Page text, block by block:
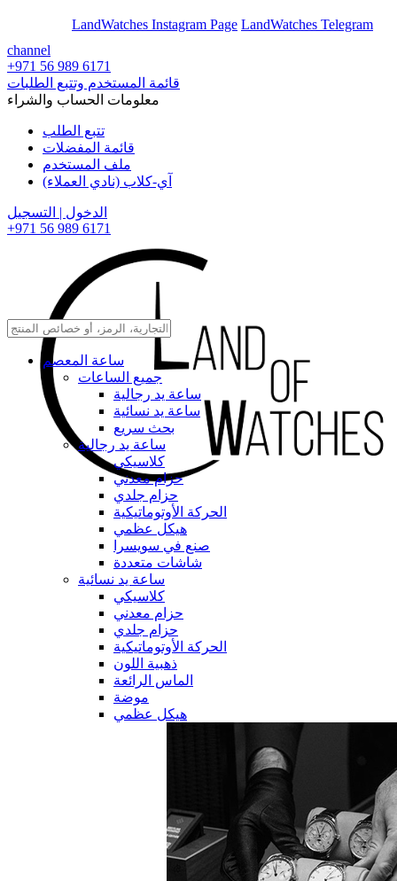
LandWatches Instagram Page LandWatches Telegram
channel
+971 56 989 6171
قائمة المستخدم وتتبع الطلبات
معلومات الحساب والشراء
تتبع الطلب
قائمة المفضلات
ملف المستخدم
آي-كلاب (نادي العملاء)
الدخول | التسجيل
+971 56 989 6171
ساعة المعصم
جميع الساعات
ساعة يد رجالية
ساعة يد نسائية
بحث سريع
ساعة يد رجالية
كلاسيكي
حزام معدني
حزام جلدي
الحركة الأوتوماتيكية
هيكل عظمي
صنع في سويسرا
شاشات متعددة
ساعة يد نسائية
كلاسيكي
حزام معدني
حزام جلدي
الحركة الأوتوماتيكية
ذهبية اللون
الماس الرائعة
موضة
هيكل عظمي